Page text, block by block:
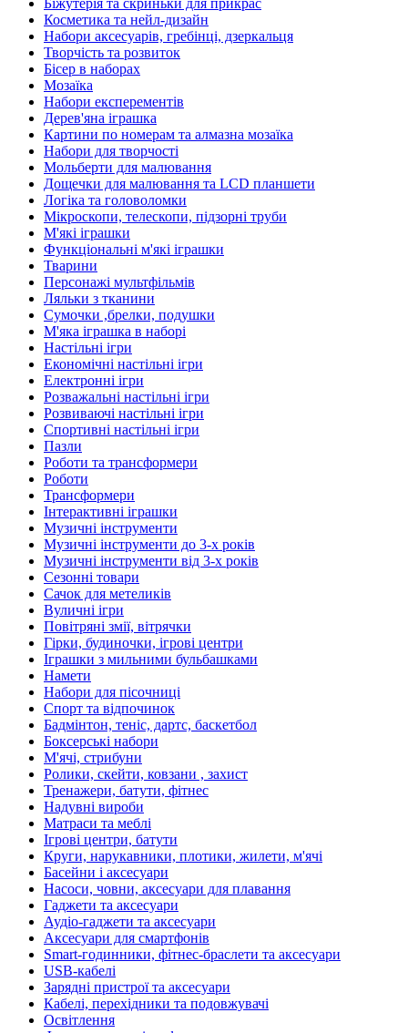
Біжутерія та скриньки для прикрас
Косметика та нейл-дизайн
Набори аксесуарів, гребінці, дзеркальця
Творчість та розвиток
Бісер в наборах
Мозаїка
Набори експерементів
Дерев'яна іграшка
Картини по номерам та алмазна мозаїка
Набори для творчості
Мольберти для малювання
Дощечки для малювання та LCD планшети
Логіка та головоломки
Мікроскопи, телескопи, підзорні труби
М'які іграшки
Функціональні м'які іграшки
Тварини
Персонажі мультфільмів
Ляльки з тканини
Сумочки ,брелки, подушки
М'яка іграшка в наборі
Настільні ігри
Економічні настільні ігри
Електронні ігри
Розважальні настільні ігри
Розвиваючі настільні ігри
Спортивні настільні ігри
Пазли
Роботи та трансформери
Роботи
Трансформери
Інтерактивні іграшки
Музичні інструменти
Музичні інструменти до 3-х років
Музичні інструменти від 3-х років
Сезонні товари
Сачок для метеликів
Вуличні ігри
Повітряні змії, вітрячки
Гірки, будиночки, ігрові центри
Іграшки з мильними бульбашками
Намети
Набори для пісочниці
Спорт та відпочинок
Бадмінтон, теніс, дартс, баскетбол
Боксерські набори
М'ячі, стрибуни
Ролики, скейти, ковзани , захист
Тренажери, батути, фітнес
Надувні вироби
Матраси та меблі
Ігрові центри, батути
Круги, нарукавники, плотики, жилети, м'ячі
Басейни і аксесуари
Насоси, човни, аксесуари для плавання
Гаджети та аксесуари
Аудіо-гаджети та аксесуари
Аксесуари для смартфонів
Smart-годинники, фітнес-браслети та аксесуари
USB-кабелі
Зарядні пристрої та аксесуари
Кабелі, перехідники та подовжувачі
Освітлення